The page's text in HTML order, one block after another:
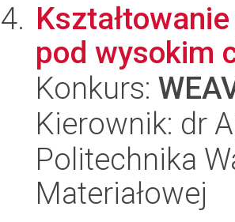
pod wysokim
Konkurs:
Kierownik: dr
Politechnika
Materiałowej